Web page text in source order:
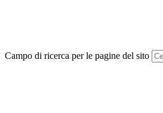
Campo di ricerca per le pagine del sito